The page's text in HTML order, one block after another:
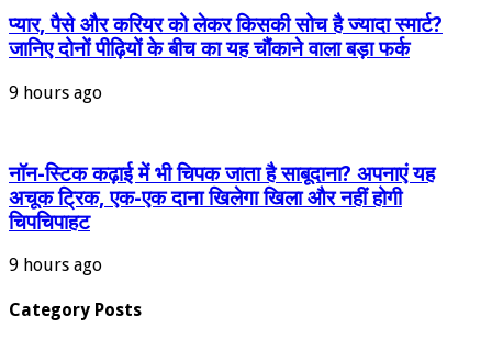
प्यार, पैसे और करियर को लेकर किसकी सोच है ज्यादा स्मार्ट?
जानिए दोनों पीढ़ियों के बीच का यह चौंकाने वाला बड़ा फर्क
9 hours ago
नॉन-स्टिक कढ़ाई में भी चिपक जाता है साबूदाना? अपनाएं यह
अचूक ट्रिक, एक-एक दाना खिलेगा खिला और नहीं होगी
चिपचिपाहट
9 hours ago
Category Posts